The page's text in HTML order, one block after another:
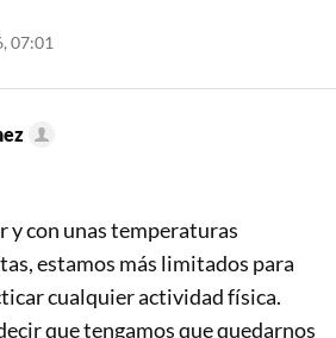
07:01
y con unas temperaturas
estamos más limitados para
cualquier actividad física.
que tengamos que quedarnos